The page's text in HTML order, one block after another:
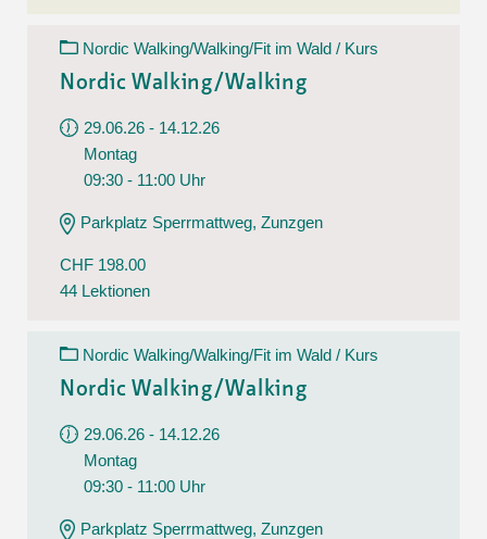
Nordic Walking/Walking/Fit im Wald / Kurs
Nordic Walking/Walking
29.06.26 - 14.12.26
Montag
09:30 - 11:00 Uhr
Parkplatz Sperrmattweg, Zunzgen
CHF 198.00
44 Lektionen
Nordic Walking/Walking/Fit im Wald / Kurs
Nordic Walking/Walking
29.06.26 - 14.12.26
Montag
09:30 - 11:00 Uhr
Parkplatz Sperrmattweg, Zunzgen